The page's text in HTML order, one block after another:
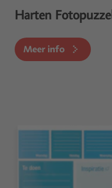
Harten Fotopuzzel
Meer info